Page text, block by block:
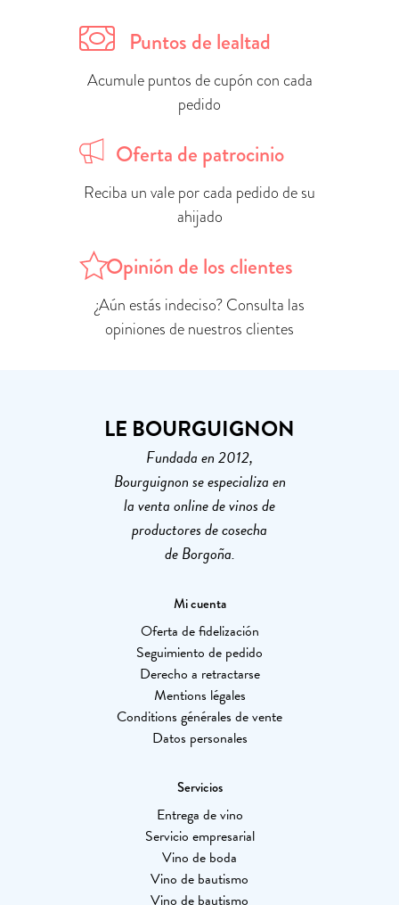
Puntos de lealtad
Acumule puntos de cupón con cada
pedido
Oferta de patrocinio
Reciba un vale por cada pedido de su
ahijado
Opinión de los clientes
¿Aún estás indeciso? Consulta las
opiniones de nuestros clientes
LE BOURGUIGNON
Fundada en 2012,
Bourguignon se especializa en
la venta online de vinos de
productores de cosecha
de Borgoña.
Mi cuenta
Oferta de fidelización
Seguimiento de pedido
Derecho a retractarse
Mentions légales
Conditions générales de vente
Datos personales
Servicios
Entrega de vino
Servicio empresarial
Vino de boda
Vino de bautismo